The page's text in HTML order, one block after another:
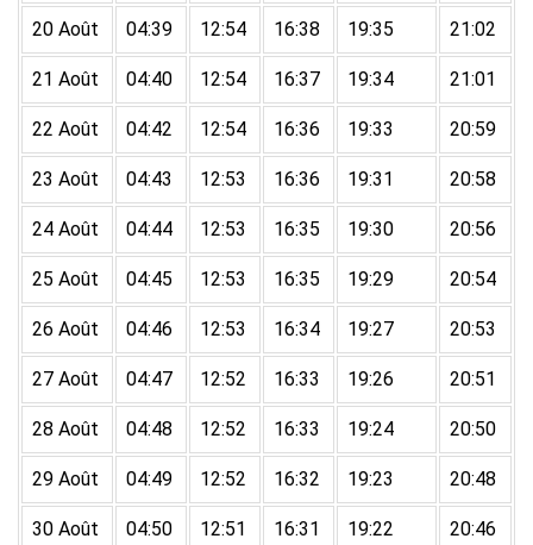
20 Août 04:39 12:54 16:38 19:35 21:02
21 Août 04:40 12:54 16:37 19:34 21:01
22 Août 04:42 12:54 16:36 19:33 20:59
23 Août 04:43 12:53 16:36 19:31 20:58
24 Août 04:44 12:53 16:35 19:30 20:56
25 Août 04:45 12:53 16:35 19:29 20:54
26 Août 04:46 12:53 16:34 19:27 20:53
27 Août 04:47 12:52 16:33 19:26 20:51
28 Août 04:48 12:52 16:33 19:24 20:50
29 Août 04:49 12:52 16:32 19:23 20:48
30 Août 04:50 12:51 16:31 19:22 20:46